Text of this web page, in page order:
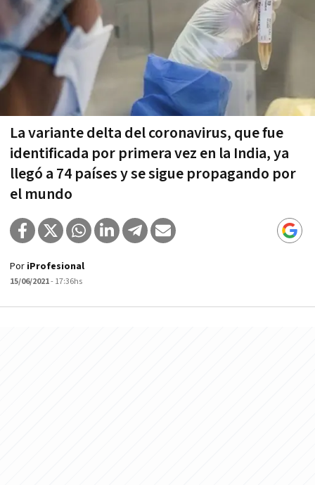
La variante delta del coronavirus, que fue
identificada por primera vez en la India, ya
llegó a 74 países y se sigue propagando por
el mundo
Por iProfesional
15/06/2021- 17:36hs